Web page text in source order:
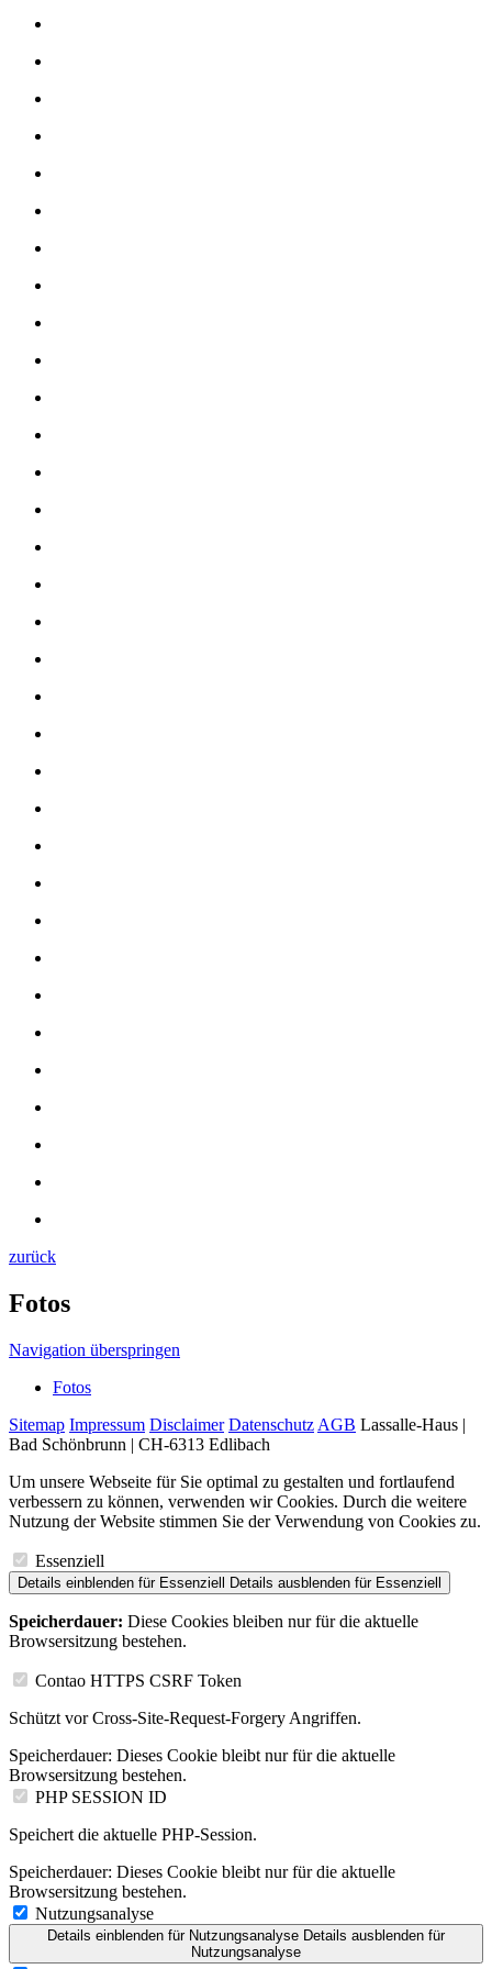
zurück
Fotos
Navigation überspringen
Fotos
Sitemap Impressum Disclaimer Datenschutz AGB Lassalle-Haus |
Bad Schönbrunn | CH-6313 Edlibach
Um unsere Webseite für Sie optimal zu gestalten und fortlaufend
verbessern zu können, verwenden wir Cookies. Durch die weitere
Nutzung der Website stimmen Sie der Verwendung von Cookies zu.
Essenziell
Details einblenden für Essenziell Details ausblenden für Essenziell
Speicherdauer: Diese Cookies bleiben nur für die aktuelle
Browsersitzung bestehen.
Contao HTTPS CSRF Token
Schützt vor Cross-Site-Request-Forgery Angriffen.
Speicherdauer: Dieses Cookie bleibt nur für die aktuelle
Browsersitzung bestehen.
PHP SESSION ID
Speichert die aktuelle PHP-Session.
Speicherdauer: Dieses Cookie bleibt nur für die aktuelle
Browsersitzung bestehen.
Nutzungsanalyse
Details einblenden für Nutzungsanalyse Details ausblenden für
Nutzungsanalyse